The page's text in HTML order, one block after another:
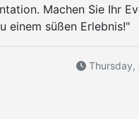
Machen Sie Ihr
einem süßen Erlebnis!"
Thursday,